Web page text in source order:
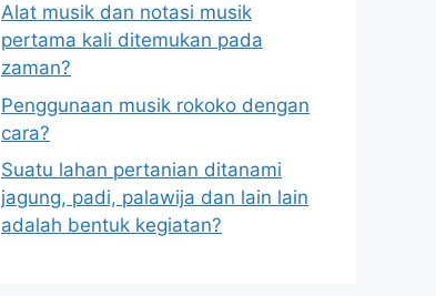
Alat musik dan notasi musik
pertama kali ditemukan pada
zaman?
Penggunaan musik rokoko dengan
cara?
Suatu lahan pertanian ditanami
jagung, padi, palawija dan lain lain
adalah bentuk kegiatan?